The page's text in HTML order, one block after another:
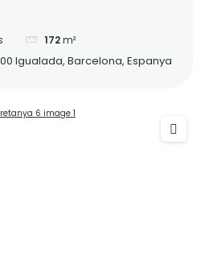
172m²
Igualada, Barcelona, Espanya